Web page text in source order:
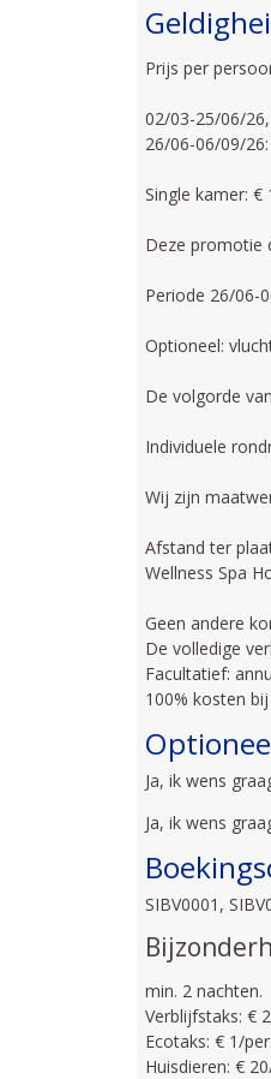
Prijs per
02/03-25/06/
26/06-06/09/
Single kamer: €
Deze promotie
Periode 26/06-
Optioneel:
De volgorde
Individuele
Wij zijn
Afstand ter
Wellness Spa
Geen andere
De volledige
Facultatief:
100% kosten
Ja, ik wens
Ja, ik wens
SIBV0001,
min. 2 nachten.
Verblijfstaks: €
Ecotaks: € 1/
Huisdieren: €